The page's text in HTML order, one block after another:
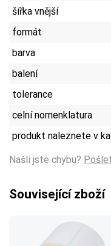
šířka vnější
formát
barva
balení
tolerance
celní nomenklatura
produkt naleznete v
Našli jste chybu?
Související zboží